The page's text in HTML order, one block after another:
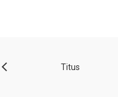
Titus